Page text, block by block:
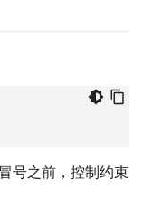
号之前，控制约束